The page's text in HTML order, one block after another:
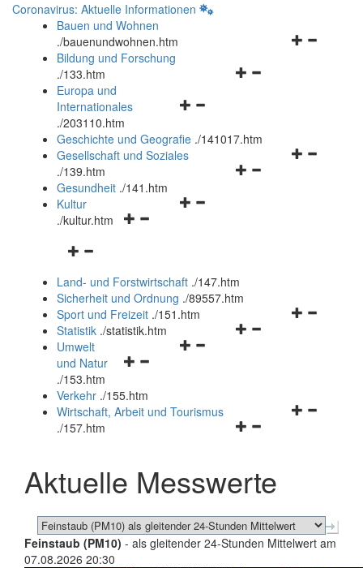
Coronavirus: Aktuelle Informationen
Bauen und Wohnen
./bauenundwohnen.htm
Navigationsmenü
Bildung und Forschung
./133.htm
Navigationsmenü
und
schließen
Europa und
Internationales
./203110.htm
Geschichte und Geografie ./141017.htm
Navigationsmenü
Gesellschaft und Soziales
./139.htm
Navigationsmenü
Gesundheit ./141.htm
Navigationsmenü
Kultur
./kultur.htm
Navigationsmenü
und
schließen
Land- und Forstwirtschaft ./147.htm
Sicherheit und Ordnung ./89557.htm
Navigationsmenü
Sport und Freizeit ./151.htm
Navigationsmenü
Statistik ./statistik.htm
Navigationsmenü
und
schließen
Umwelt
und Natur
./153.htm
Verkehr ./155.htm
Navigationsmenü
schließen
Wirtschaft, Arbeit und Tourismus
./157.htm
Aktuelle Messwerte
Feinstaub (PM10) - als gleitender 24-Stunden Mittelwert am
07.08.2026 20:30